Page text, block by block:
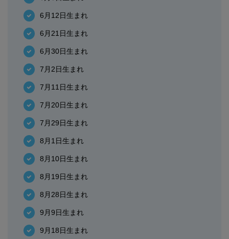
6月12日生まれ
6月21日生まれ
6月30日生まれ
7月2日生まれ
7月11日生まれ
7月20日生まれ
7月29日生まれ
8月1日生まれ
8月10日生まれ
8月19日生まれ
8月28日生まれ
9月9日生まれ
9月18日生まれ